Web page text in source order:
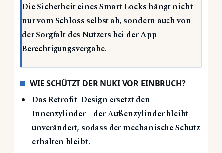
Die Sicherheit eines Smart Locks hängt nicht
nur vom Schloss selbst ab, sondern auch von
der Sorgfalt des Nutzers bei der App-
Berechtigungsvergabe.
WIE SCHÜTZT DER NUKI VOR EINBRUCH?
Das Retrofit-Design ersetzt den
Innenzylinder – der Außenzylinder bleibt
unverändert, sodass der mechanische Schutz
erhalten bleibt.